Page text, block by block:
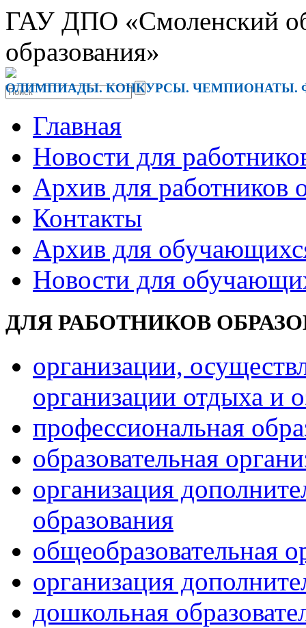
ГАУ ДПО «Смоленский
образования»
ОЛИМПИАДЫ. КОНКУРСЫ. ЧЕМПИОНАТЫ.
Главная
Новости для
Архив для работников
Контакты
Архив для
Новости для
ДЛЯ РАБОТНИКОВ
организации,
организации отдыха и
профессиональная
образовательная
организация
образования
общеобразовательная
организация
дошкольная